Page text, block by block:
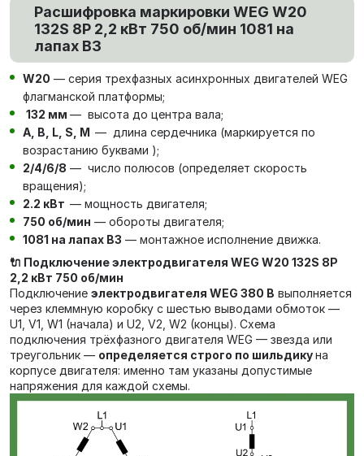
Расшифровка маркировки WEG W20
132S 8P 2,2 кВт 750 об/мин 1081 на
лапах В3
W20 — серия трехфазных асинхронных двигателей WEG
флагманской платформы;
132 мм — высота до центра вала;
А, В, L, S, М — длина сердечника (маркируется по
возрастанию буквами );
2/4/6/8 — число полюсов (определяет скорость
вращения);
2.2 кВт — мощность двигателя;
750 об/мин — обороты двигателя;
1081 на лапах В3 — монтажное исполнение движка.
🔌 Подключение электродвигателя WEG W20 132S 8P
2,2 кВт 750 об/мин
Подключение электродвигателя WEG 380 В выполняется
через клеммную коробку с шестью выводами обмоток —
U1, V1, W1 (начала) и U2, V2, W2 (концы). Схема
подключения трёхфазного двигателя WEG — звезда или
треугольник — определяется строго по шильдикуна
корпусе двигателя: именно там указаны допустимые
напряжения для каждой схемы.